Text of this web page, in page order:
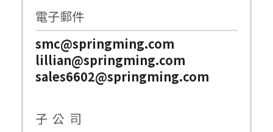
電子郵件
smc@springming.com
lillian@springming.com
sales6602@springming.com
子 公 司